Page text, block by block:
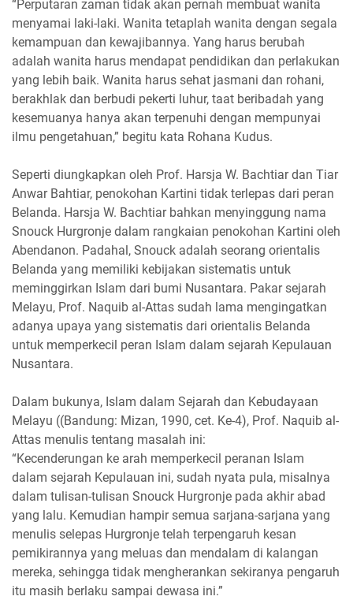
“Perputaran zaman tidak akan pernah membuat wanita
menyamai laki-laki. Wanita tetaplah wanita dengan segala
kemampuan dan kewajibannya. Yang harus berubah
adalah wanita harus mendapat pendidikan dan perlakukan
yang lebih baik. Wanita harus sehat jasmani dan rohani,
berakhlak dan berbudi pekerti luhur, taat beribadah yang
kesemuanya hanya akan terpenuhi dengan mempunyai
ilmu pengetahuan,” begitu kata Rohana Kudus.
Seperti diungkapkan oleh Prof. Harsja W. Bachtiar dan Tiar
Anwar Bahtiar, penokohan Kartini tidak terlepas dari peran
Belanda. Harsja W. Bachtiar bahkan menyinggung nama
Snouck Hurgronje dalam rangkaian penokohan Kartini oleh
Abendanon. Padahal, Snouck adalah seorang orientalis
Belanda yang memiliki kebijakan sistematis untuk
meminggirkan Islam dari bumi Nusantara. Pakar sejarah
Melayu, Prof. Naquib al-Attas sudah lama mengingatkan
adanya upaya yang sistematis dari orientalis Belanda
untuk memperkecil peran Islam dalam sejarah Kepulauan
Nusantara.
Dalam bukunya, Islam dalam Sejarah dan Kebudayaan
Melayu ((Bandung: Mizan, 1990, cet. Ke-4), Prof. Naquib al-
Attas menulis tentang masalah ini:
“Kecenderungan ke arah memperkecil peranan Islam
dalam sejarah Kepulauan ini, sudah nyata pula, misalnya
dalam tulisan-tulisan Snouck Hurgronje pada akhir abad
yang lalu. Kemudian hampir semua sarjana-sarjana yang
menulis selepas Hurgronje telah terpengaruh kesan
pemikirannya yang meluas dan mendalam di kalangan
mereka, sehingga tidak mengherankan sekiranya pengaruh
itu masih berlaku sampai dewasa ini.”